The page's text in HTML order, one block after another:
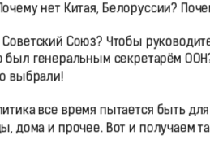
нет Китая, Белоруссии?
Советский Союз? Чтобы
был генеральным секретарём
выбрали!
все время пытается быть
дома и прочее. Вот и получаем